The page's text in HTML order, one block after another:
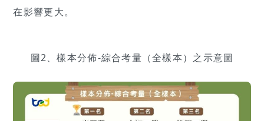
在影響更大。
圖2、樣本分佈-綜合考量（全樣本）之示意圖